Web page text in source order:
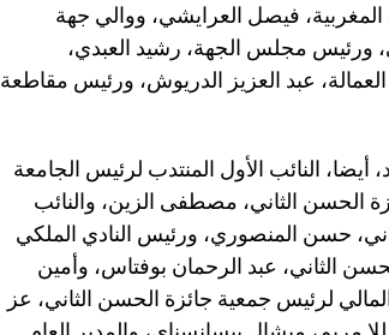
المغربية، فيصل العرايشي، ووالي جهة
ورئيس مجلس الجهة، رشيد العبدي،
عبد العزيز الدريوش، ورئيس مقاطعة
النائب الأول المنتدب لرئيس الجامعة
الحسن الثاني، مصطفى الزين، والنائب
حسن المنصوري، ورئيس النادي الملكي
الثاني، عبد الرحمان بوفتاس، وأمين
لرئيس جمعية جائزة الحسن الثاني، عز